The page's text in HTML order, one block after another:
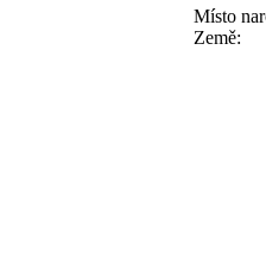
Místo
Země: